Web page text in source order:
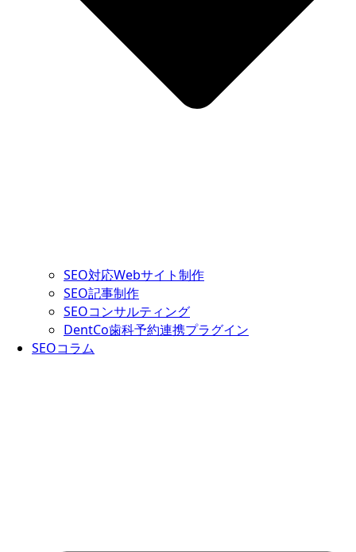
SEO対応Webサイト制作
SEO記事制作
SEOコンサルティング
DentCo歯科予約連携プラグイン
SEOコラム